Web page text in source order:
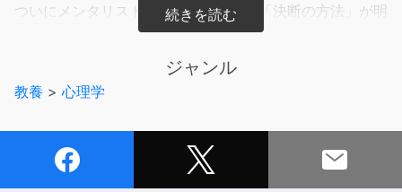
ついにメンタリストＤａｉＧｏさんの「決断の方法」が明
ＤＡＲＰＡ（米国国防高等研究計画局）まで、世界最高機
関が採用する「決断スキル」で、
ジャンル
教養 > 心理学